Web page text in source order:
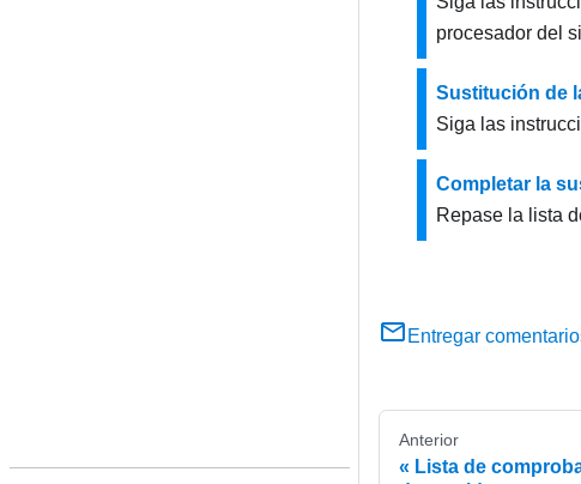
procesador del
Sustitución de
Siga las
Completar la
Repase la lista
Entregar
Anterior
Lista de